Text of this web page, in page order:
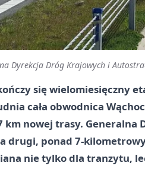
Dyrekcja Dróg Krajowych i
się wielomiesięczny
cała obwodnica
km nowej trasy.
drugi, ponad 7-
nie tylko dla tranzytu,